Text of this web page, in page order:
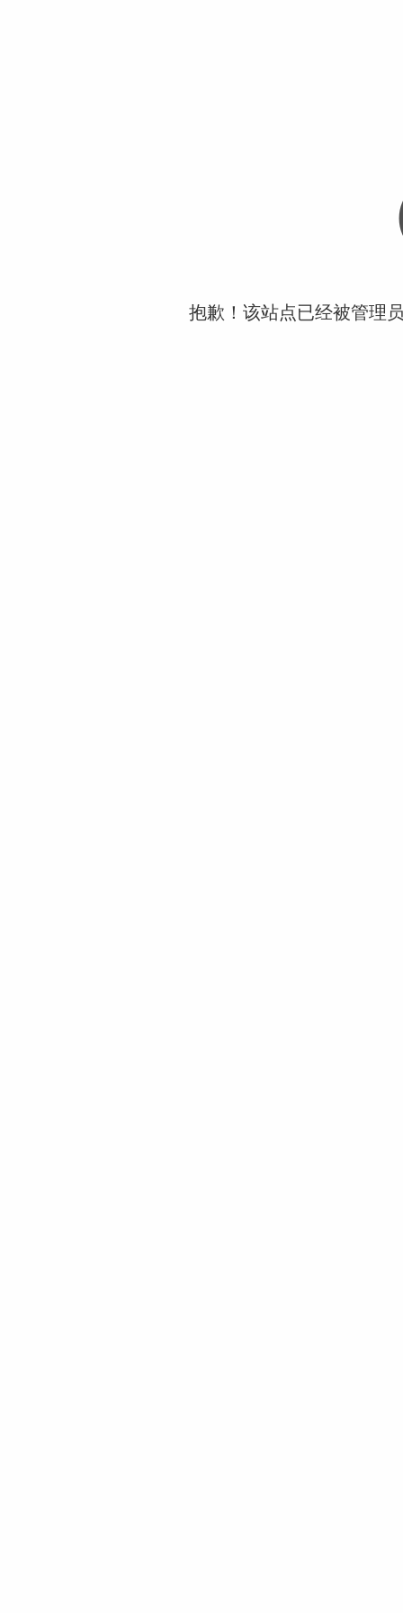
抱歉！该站点已经被管理